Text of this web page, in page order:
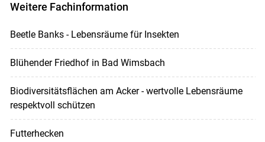
Weitere Fachinformation
Beetle Banks - Lebensräume für Insekten
Blühender Friedhof in Bad Wimsbach
Biodiversitätsflächen am Acker - wertvolle Lebensräume
respektvoll schützen
Futterhecken